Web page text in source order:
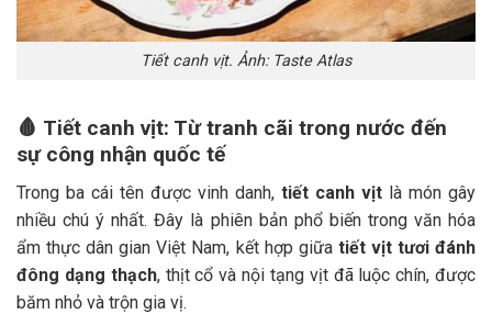
Tiết canh vịt. Ảnh: Taste Atlas
🩸 Tiết canh vịt: Từ tranh cãi trong nước đến
sự công nhận quốc tế
Trong ba cái tên được vinh danh, tiết canh vịt là món gây
nhiều chú ý nhất. Đây là phiên bản phổ biến trong văn hóa
ẩm thực dân gian Việt Nam, kết hợp giữa tiết vịt tươi đánh
đông dạng thạch, thịt cổ và nội tạng vịt đã luộc chín, được
băm nhỏ và trộn gia vị.